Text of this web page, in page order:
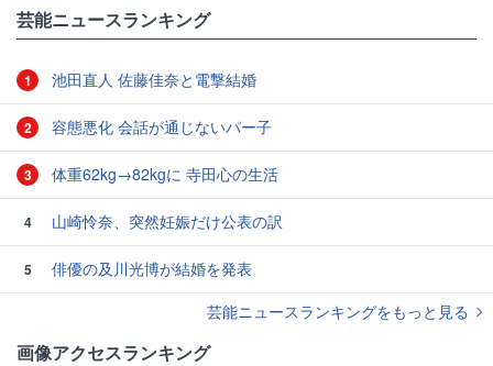
芸能ニュースランキング
1 池田直人 佐藤佳奈と電撃結婚
2 容態悪化 会話が通じないパー子
3 体重62kg→82kgに 寺田心の生活
4 山崎怜奈、突然妊娠だけ公表の訳
5
俳優の及川光博が結婚を発表
芸能ニュースランキングをもっと見る
画像アクセスランキング